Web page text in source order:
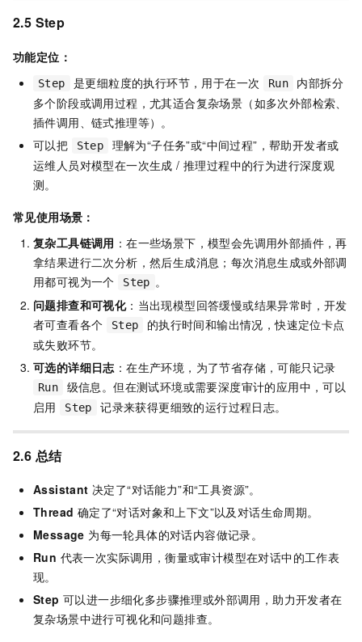
2.5 Step
功能定位：
Step 是更细粒度的执行环节，用于在一次 Run
内部拆分
多个阶段或调用过程，尤其适合复杂场景（如多次外部检索、
插件调用、链式推理等）。
可以把
Step
理解为“子任务”或“中间过程”，帮助开发者或
运维人员对模型在一次生成 / 推理过程中的行为进行深度观
测。
常见使用场景：
复杂工具链调用 ：在一些场景下，模型会先调用外部插件，再
拿结果进行二次分析，然后生成消息；每次消息生成或外部调
用都可视为一个
Step 。
问题排查和可视化：当出现模型回答缓慢或结果异常时，开发
者可查看各个
Step
的执行时间和输出情况，快速定位卡点
或失败环节。
可选的详细日志 ：在生产环境，为了节省存储，可能只记录
Run
级信息。但在测试环境或需要深度审计的应用中，可以
启用
Step 记录来获得更细致的运行过程日志。
2.6 总结
Assistant 决定了“对话能力”和“工具资源”。
Thread 确定了“对话对象和上下文”以及对话生命周期。
Message 为每一轮具体的对话内容做记录。
Run 代表一次实际调用，衡量或审计模型在对话中的工作表
现。
Step 可以进一步细化多步骤推理或外部调用，助力开发者在
复杂场景中进行可视化和问题排查。